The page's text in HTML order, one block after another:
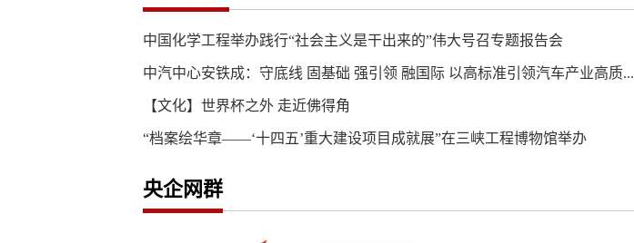
中国化学工程举办践行“社会主义是干出来的”伟大号召专题报告会
中汽中心安铁成：守底线 固基础 强引领 融国际 以高标准引领汽车产业高质...
【文化】世界杯之外 走近佛得角
“档案绘华章——‘十四五’重大建设项目成就展”在三峡工程博物馆举办
央企网群